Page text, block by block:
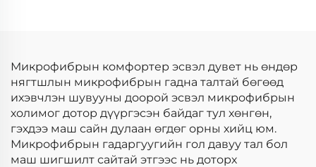
Микрофибрын комфортер эсвэл дувет нь өндөр
нягтшлын микрофибрын гадна талтай бөгөөд
ихэвчлэн шувууны доорой эсвэл микрофибрын
холимог дотор дүүргэсэн байдаг тул хөнгөн,
гэхдээ маш сайн дулаан өгдөг орны хийц юм.
Микрофибрын гадаргуугийн гол давуу тал бол
маш шигшилт сайтай этгээс нь доторх